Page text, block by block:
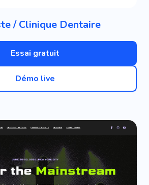
/ Clinique Dentaire
Essai gratuit
Démo live